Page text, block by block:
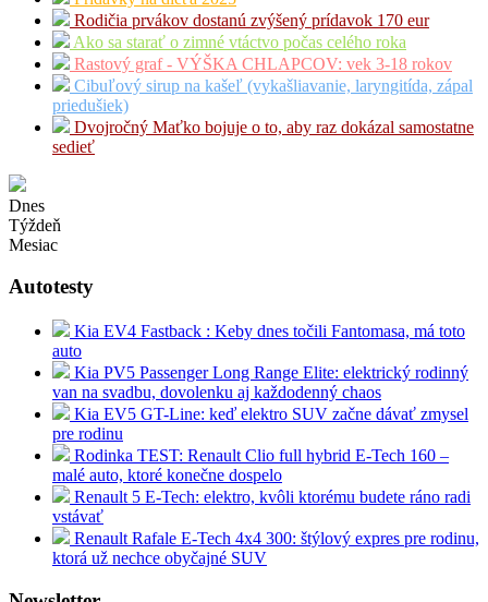
Rodičia prvákov dostanú zvýšený prídavok 170 eur
Ako sa starať o zimné vtáctvo počas celého roka
Rastový graf - VÝŠKA CHLAPCOV: vek 3-18 rokov
Cibuľový sirup na kašeľ (vykašliavanie, laryngitída, zápal
priedušiek)
Dvojročný Maťko bojuje o to, aby raz dokázal samostatne
sedieť
Dnes
Týždeň
Mesiac
Autotesty
Kia EV4 Fastback : Keby dnes točili Fantomasa, má toto
auto
Kia PV5 Passenger Long Range Elite: elektrický rodinný
van na svadbu, dovolenku aj každodenný chaos
Kia EV5 GT-Line: keď elektro SUV začne dávať zmysel
pre rodinu
Rodinka TEST: Renault Clio full hybrid E-Tech 160 –
malé auto, ktoré konečne dospelo
Renault 5 E-Tech: elektro, kvôli ktorému budete ráno radi
vstávať
Renault Rafale E-Tech 4x4 300: štýlový expres pre rodinu,
ktorá už nechce obyčajné SUV